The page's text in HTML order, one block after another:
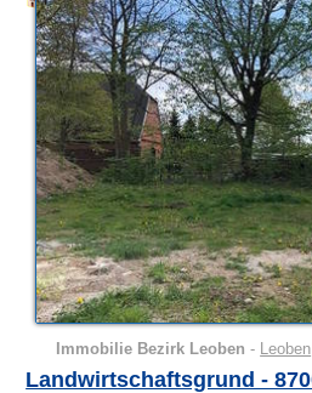
Immobilie Bezirk Leoben - Leoben
Landwirtschaftsgrund -